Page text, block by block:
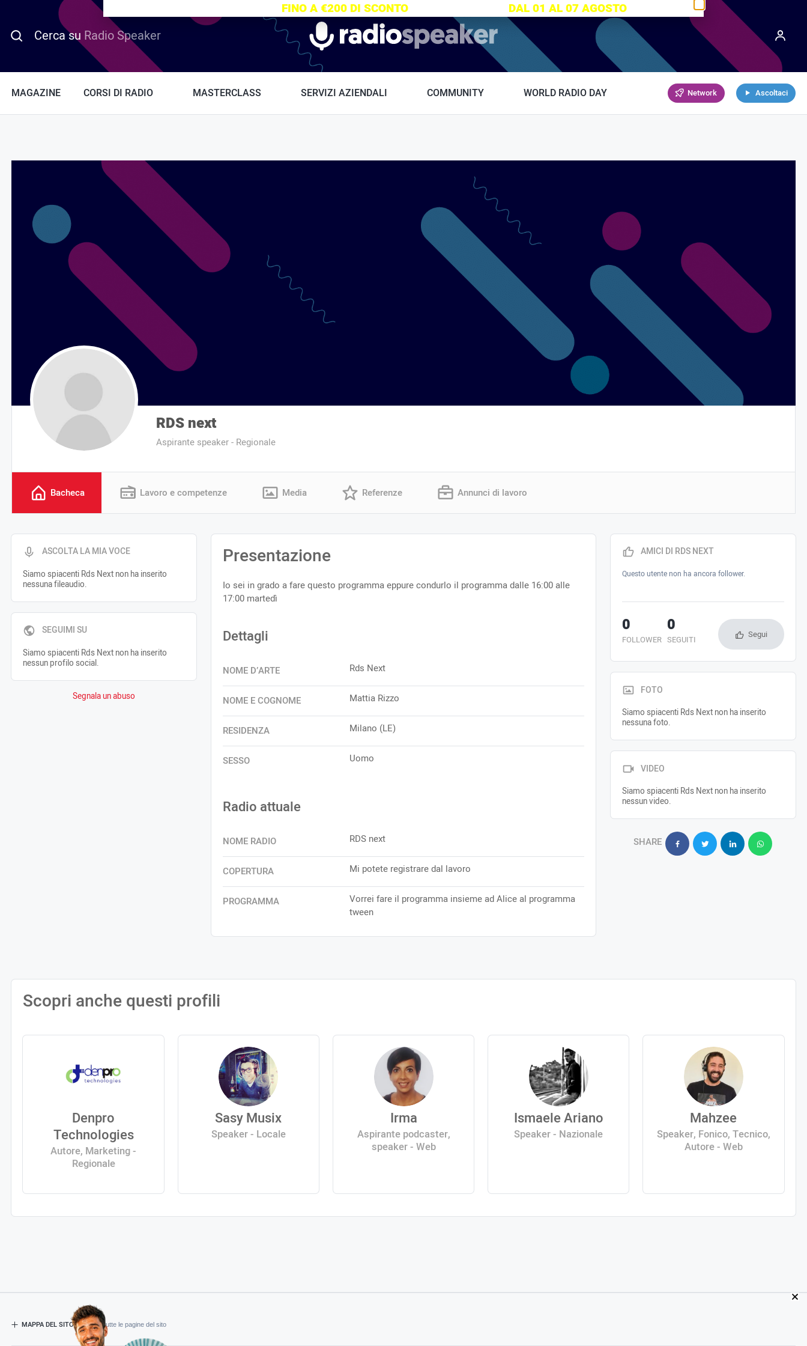
Cerca su Radio Speaker Radiospeaker.it
MAGAZINE CORSI DI RADIO MASTERCLASS SERVIZI AZIENDALI COMMUNITY WORLD RADIO DAY Network Ascoltaci
RDS next
Aspirante speaker - Regionale
Bacheca Lavoro e competenze Media Referenze Annunci di lavoro
ASCOLTA LA MIA VOCE
Siamo spiacenti Rds Next non ha inserito
nessuna fileaudio.
SEGUIMI SU
Siamo spiacenti Rds Next non ha inserito
nessun profilo social.
Segnala un abuso
Presentazione
Io sei in grado a fare questo programma eppure condurlo il programma dalle 16:00 alle
17:00 martedì
Dettagli
NOME D’ARTE Rds Next
NOME E COGNOME Mattia Rizzo
RESIDENZA Milano (LE)
SESSO Uomo
Radio attuale
NOME RADIO RDS next
COPERTURA Mi potete registrare dal lavoro
PROGRAMMA
Vorrei fare il programma insieme ad Alice al programma
tween
AMICI DI RDS NEXT
Questo utente non ha ancora follower.
FOLLOWER
0
SEGUITI
0 Segui
FOTO
Siamo spiacenti Rds Next non ha inserito
nessuna foto.
VIDEO
Siamo spiacenti Rds Next non ha inserito
nessun video.
SHARE
Scopri anche questi profili
Denpro
Technologies
Autore, Marketing -
Regionale
Sasy Musix
Speaker - Locale
Irma
Aspirante podcaster,
speaker - Web
Ismaele Ariano
Speaker - Nazionale
Mahzee
Speaker, Fonico, Tecnico,
Autore - Web
MAPPA DEL SITO- Esplora tutte le pagine del sito
FINO A €200 DI SCONTO DAL 01 AL 07 AGOSTO